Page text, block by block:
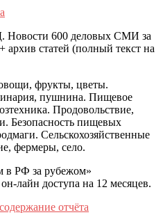
600 деловых СМИ за
архив статей (полный текст на
фрукты, цветы.
пушнина. Пищевое
Продовольствие,
Безопасность пищевых
Сельскохозяйственные
фермеры, село.
в РФ за рубежом»
лайн доступа на 12 месяцев.
отчёта